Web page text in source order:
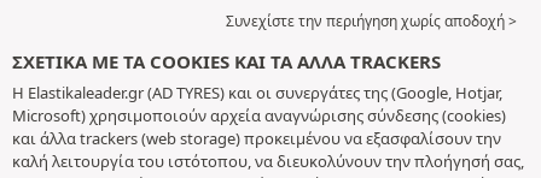
Συνεχίστε την περιήγηση χωρίς αποδοχή >
ΣΧΕΤΙΚΆ ΜΕ ΤΑ COOKIES ΚΑΙ ΤΑ ΆΛΛΑ TRACKERS
Η Elastikaleader.gr (AD TYRES) και οι συνεργάτες της (Google, Hotjar,
Microsoft) χρησιμοποιούν αρχεία αναγνώρισης σύνδεσης (cookies)
και άλλα trackers (web storage) προκειμένου να εξασφαλίσουν την
καλή λειτουργία του ιστότοπου, να διευκολύνουν την πλοήγησή σας,